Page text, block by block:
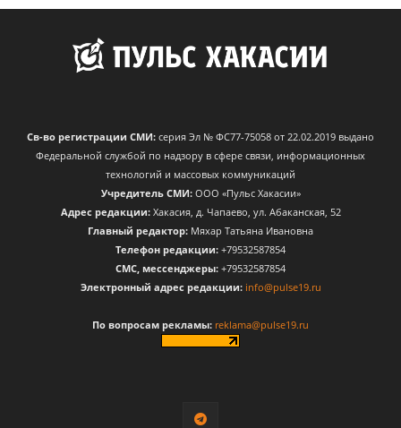
Св-во регистрации СМИ: серия Эл № ФС77-75058 от 22.02.2019 выдано
Федеральной службой по надзору в сфере связи, информационных
технологий и массовых коммуникаций
Учредитель СМИ:ООО «Пульс Хакасии»
Адрес редакции:Хакасия, д. Чапаево, ул. Абаканская, 52
Главный редактор: Мяхар Татьяна Ивановна
Телефон редакции: +79532587854
CМС, мессенджеры: +79532587854
Электронный адрес редакции: info@pulse19.ru
По вопросам рекламы: reklama@pulse19.ru